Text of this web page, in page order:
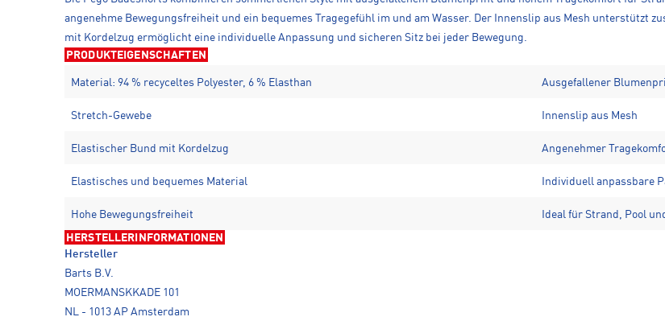
angenehme Bewegungsfreiheit und ein bequemes Tragegefühl im und am Wasser. Der Innenslip aus Mesh unterstützt
mit Kordelzug ermöglicht eine individuelle Anpassung und sicheren Sitz bei jeder Bewegung.
PRODUKTEIGENSCHAFTEN
Material: 94 % recyceltes Polyester, 6 % Elasthan Ausgefallener
Stretch-Gewebe Innenslip aus Mesh
Elastischer Bund mit Kordelzug Angenehmer
Elastisches und bequemes Material Individuell anpassbare
Hohe Bewegungsfreiheit Ideal für Strand, Pool
HERSTELLERINFORMATIONEN
Hersteller
Barts B.V.
MOERMANSKKADE 101
NL - 1013 AP Amsterdam